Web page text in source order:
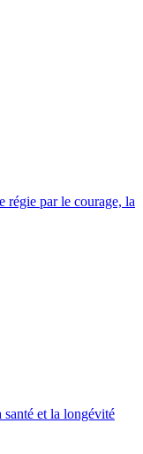
régie par le courage, la
et la longévité